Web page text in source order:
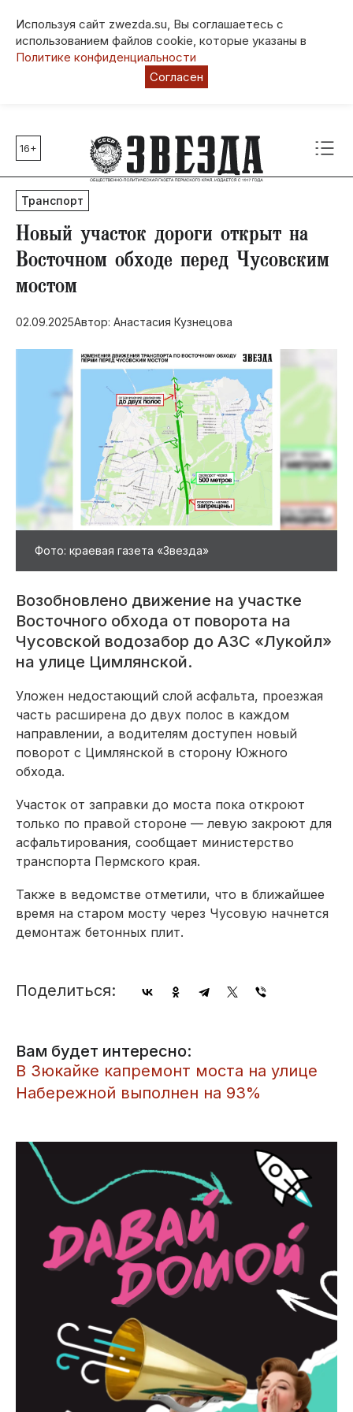
Используя сайт zwezda.su, Вы соглашаетесь с
использованием файлов cookie, которые указаны в
Политике конфиденциальности
Согласен
Главные темы
80 лет Победы
Молодежная столица РФ
СВО
Выборы в Пермском крае
Социальная поддержка
Инфраструктура
Благоустройство
16+
Транспорт
​Новый участок дороги открыт на
Восточном обходе перед Чусовским
мостом
02.09.2025Автор: Анастасия Кузнецова
Фото: краевая газета «Звезда»
Возобновлено движение на участке
Восточного обхода от поворота на
Чусовской водозабор до АЗС «Лукойл»
на улице Цимлянской.
Уложен недостающий слой асфальта, проезжая
часть расширена до двух полос в каждом
направлении, а водителям доступен новый
поворот с Цимлянской в сторону Южного
обхода.
Участок от заправки до моста пока откроют
только по правой стороне — левую закроют для
асфальтирования, сообщает министерство
транспорта Пермского края.
Также в ведомстве отметили, что в ближайшее
время на старом мосту через Чусовую начнется
демонтаж бетонных плит.
Поделиться:
Вам будет интересно:
​В Зюкайке капремонт моста на улице
Набережной выполнен на 93%